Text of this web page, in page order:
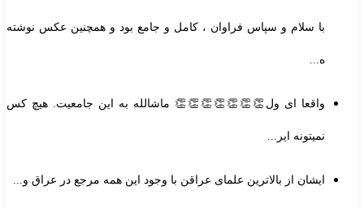
با سلام و سپاس فراوان ، کامل و جامع بود و همچنین عکس نوشته
ه...
واقعا ای ول👏👏👏👏👏👏👏 ماشالله به این جامعیت. هیچ کس
نمیتونه ایر...
ایشان از بالاترین علمای عراقن با وجود این همه مرجع در عراق و...